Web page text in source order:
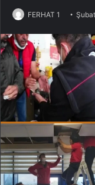
FERHAT 1